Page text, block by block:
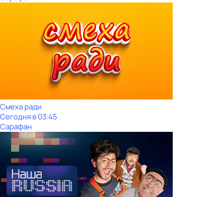
Смеха ради
Сегодня в 03:45
Сарафан